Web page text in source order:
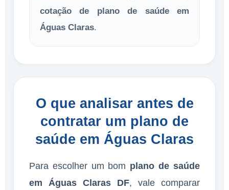
cotação de plano de saúde em
Águas Claras.
O que analisar antes de
contratar um plano de
saúde em Águas Claras
Para escolher um bom plano de saúde
em Águas Claras DF, vale comparar